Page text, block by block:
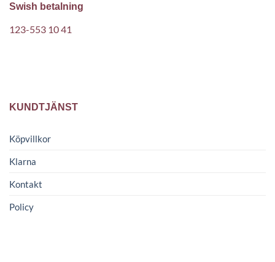
Swish betalning
123-553 10 41
KUNDTJÄNST
Köpvillkor
Klarna
Kontakt
Policy